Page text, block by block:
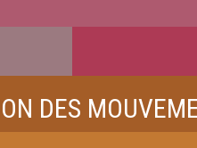
DES